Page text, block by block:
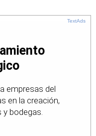
TextAds
empresas del
en la creación,
y bodegas.